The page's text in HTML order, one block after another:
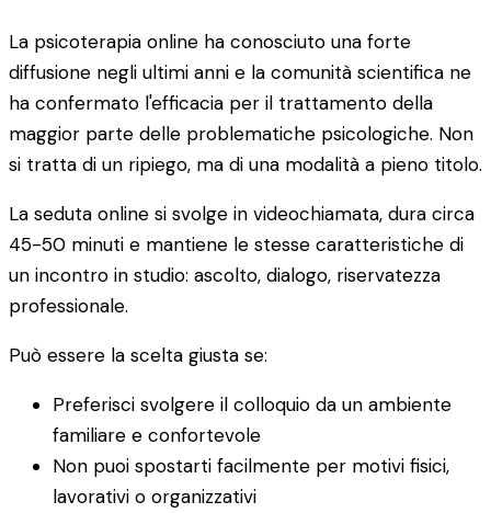
La psicoterapia online ha conosciuto una forte
diffusione negli ultimi anni e la comunità scientifica ne
ha confermato l'efficacia per il trattamento della
maggior parte delle problematiche psicologiche. Non
si tratta di un ripiego, ma di una modalità a pieno titolo.
La seduta online si svolge in videochiamata, dura circa
45-50 minuti e mantiene le stesse caratteristiche di
un incontro in studio: ascolto, dialogo, riservatezza
professionale.
Può essere la scelta giusta se:
Preferisci svolgere il colloquio da un ambiente
familiare e confortevole
Non puoi spostarti facilmente per motivi fisici,
lavorativi o organizzativi